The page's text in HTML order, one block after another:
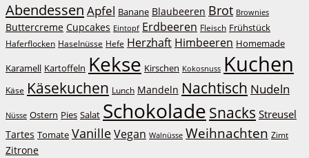
Abendessen Apfel Banane Blaubeeren Brot Brownies
Buttercreme Cupcakes Eintopf Erdbeeren Fleisch Frühstück
Haferflocken Haselnüsse Hefe Herzhaft Himbeeren Homemade
Karamell Kartoffeln Kekse Kirschen Kokosnuss Kuchen
Käse Käsekuchen Lunch Mandeln Nachtisch Nudeln
Nüsse Ostern Pies Salat Schokolade Snacks Streusel
Tartes Tomate VanilleVegan Walnüsse Weihnachten Zimt
Zitrone